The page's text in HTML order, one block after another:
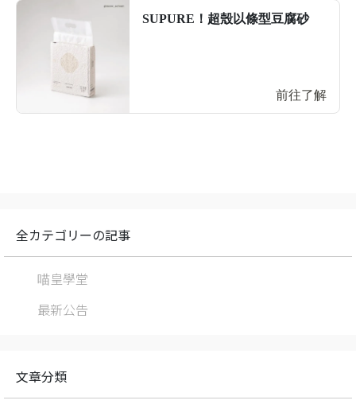
前往了解
SUPURE！超殼以條型豆腐砂
全カテゴリーの記事
喵皇學堂
最新公告
文章分類